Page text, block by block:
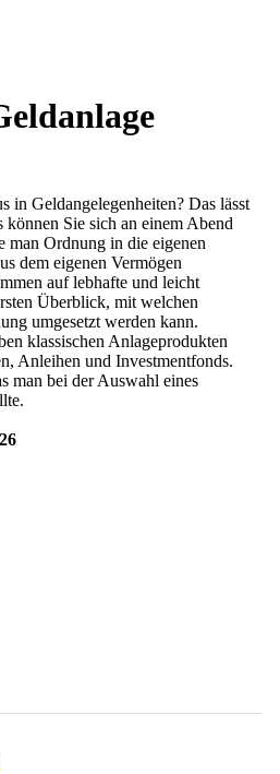
in Geldangelegenheiten? Das lässt
Sie sich an einem Abend
man Ordnung in die eigenen
dem eigenen Vermögen
auf lebhafte und leicht
Überblick, mit welchen
umgesetzt werden kann.
klassischen Anlageprodukten
Anleihen und Investmentfonds.
man bei der Auswahl eines